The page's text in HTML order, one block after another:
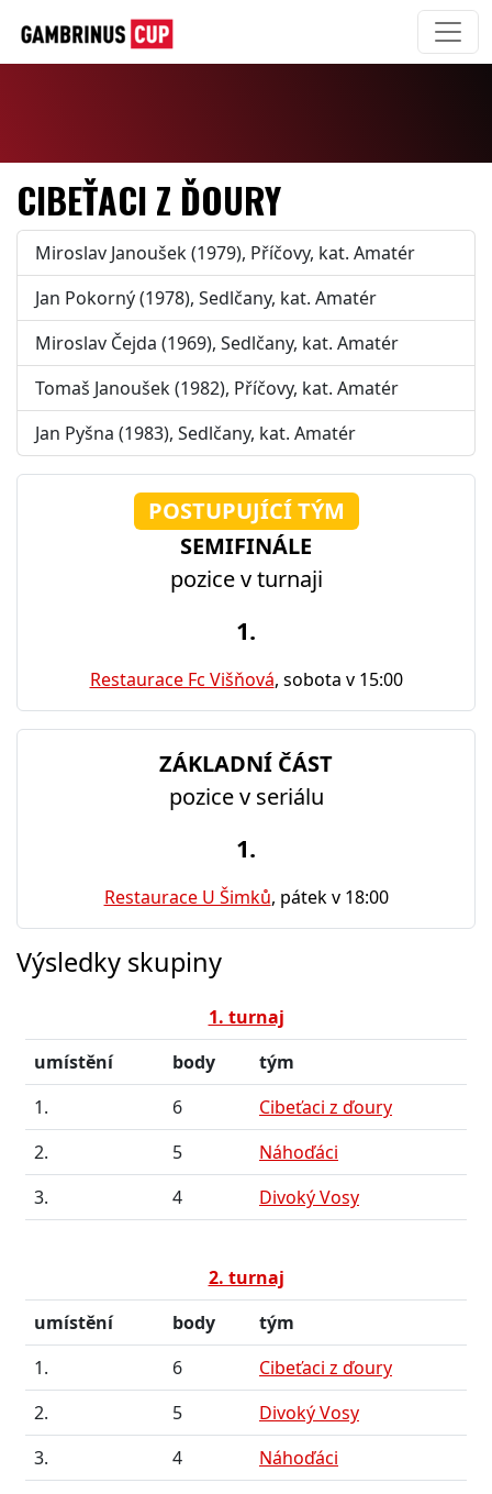
CIBEŤACI Z ĎOURY
Miroslav Janoušek (1979), Příčovy, kat. Amatér
Jan Pokorný (1978), Sedlčany, kat. Amatér
Miroslav Čejda (1969), Sedlčany, kat. Amatér
Tomaš Janoušek (1982), Příčovy, kat. Amatér
Jan Pyšna (1983), Sedlčany, kat. Amatér
POSTUPUJÍCÍ TÝM
SEMIFINÁLE
pozice v turnaji
1.
Restaurace Fc Višňová, sobota v 15:00
ZÁKLADNÍ ČÁST
pozice v seriálu
1.
Restaurace U Šimků, pátek v 18:00
Výsledky skupiny
1. turnaj
umístění
body
tým
1.
6
Cibeťaci z ďoury
2.
5
Náhoďáci
3.
4 Divoký Vosy
2. turnaj
umístění
body
tým
1.
6
Cibeťaci z ďoury
2.
5
Divoký Vosy
3.
4 Náhoďáci